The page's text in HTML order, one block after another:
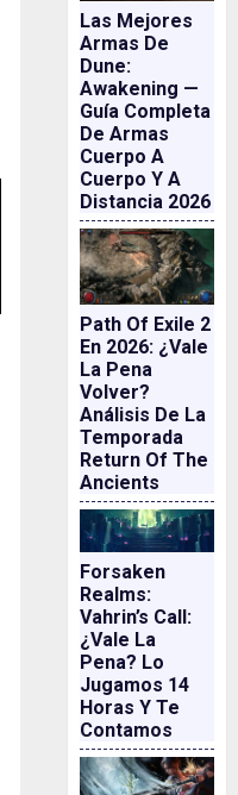
Las Mejores
Armas De
Dune:
Awakening —
Guía Completa
De Armas
Cuerpo A
Cuerpo Y A
Distancia 2026
Path Of Exile 2
En 2026: ¿vale
La Pena
Volver?
Análisis De La
Temporada
Return Of The
Ancients
Forsaken
Realms:
Vahrin’s Call:
¿vale La
Pena? Lo
Jugamos 14
Horas Y Te
Contamos